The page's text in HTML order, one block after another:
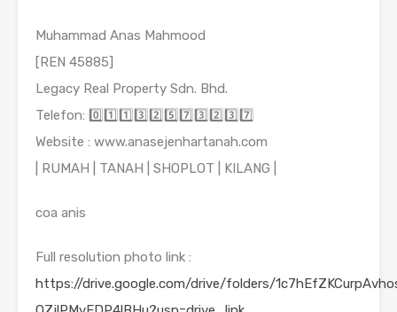
Muhammad Anas Mahmood
[REN 45885]
Legacy Real Property Sdn. Bhd.
Telefon: 0️⃣1️⃣1️⃣3️⃣2️⃣5️⃣7️⃣3️⃣2️⃣3️⃣7️⃣
Website : www.anasejenhartanah.com
| RUMAH | TANAH | SHOPLOT | KILANG |
coa anis
Full resolution photo link :
https://drive.google.com/drive/folders/